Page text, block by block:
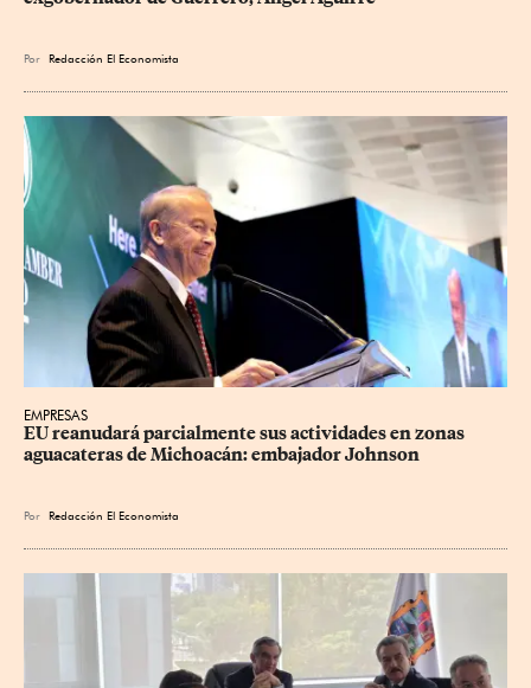
Por Redacción El Economista
EMPRESAS
EU reanudará parcialmente sus actividades en zonas
aguacateras de Michoacán: embajador Johnson
Por Redacción El Economista